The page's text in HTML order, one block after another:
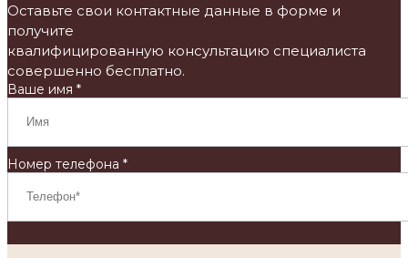
Оставьте свои контактные данные в форме и
получите
квалифицированную консультацию специалиста
совершенно бесплатно.
Ваше имя *
Номер телефона *